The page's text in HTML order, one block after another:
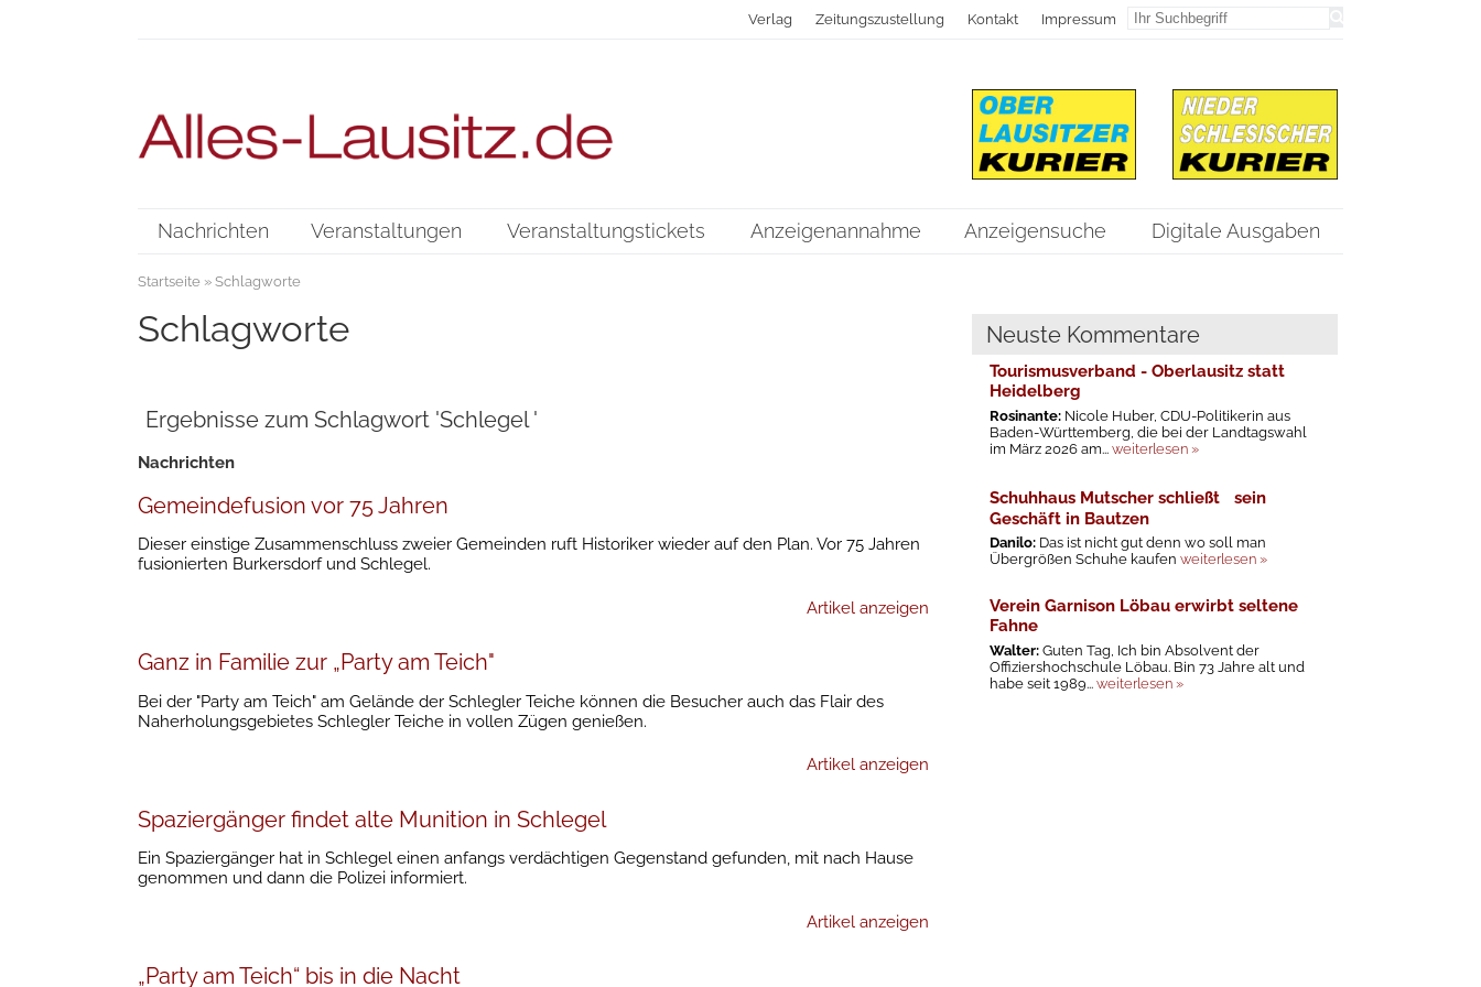
Verlag Zeitungszustellung Kontakt Impressum
Nachrichten Veranstaltungen Veranstaltungstickets Anzeigenannahme Anzeigensuche Digitale Ausgaben
Startseite» Schlagworte
Schlagworte
Ergebnisse zum Schlagwort 'Schlegel '
Nachrichten
Gemeindefusion vor 75 Jahren
Dieser einstige Zusammenschluss zweier Gemeinden ruft Historiker wieder auf den Plan. Vor 75 Jahren
fusionierten Burkersdorf und Schlegel.
Artikel anzeigen
Ganz in Familie zur „Party am Teich"
Bei der "Party am Teich" am Gelände der Schlegler Teiche können die Besucher auch das Flair des
Naherholungsgebietes Schlegler Teiche in vollen Zügen genießen.
Artikel anzeigen
Spaziergänger findet alte Munition in Schlegel
Ein Spaziergänger hat in Schlegel einen anfangs verdächtigen Gegenstand gefunden, mit nach Hause
genommen und dann die Polizei informiert.
Artikel anzeigen
„Party am Teich“ bis in die Nacht
Neuste Kommentare
Tourismusverband - Oberlausitz statt
Heidelberg
Rosinante: Nicole Huber, CDU-Politikerin aus
Baden-Württemberg, die bei der Landtagswahl
im März 2026 am...weiterlesen »
Schuhhaus Mutscher schließt sein
Geschäft in Bautzen
Danilo: Das ist nicht gut denn wo soll man
Übergrößen Schuhe kaufenweiterlesen »
Verein Garnison Löbau erwirbt seltene
Fahne
Walter:Guten Tag, Ich bin Absolvent der
Offiziershochschule Löbau. Bin 73 Jahre alt und
habe seit 1989...weiterlesen »